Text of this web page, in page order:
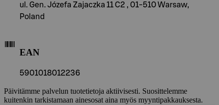
ul. Gen. Józefa Zajaczka 11 C2 , 01-510 Warsaw,
Poland
EAN
5901018012236
Päivitämme palvelun tuotetietoja aktiivisesti. Suosittelemme
kuitenkin tarkistamaan ainesosat aina myös myyntipakkauksesta.